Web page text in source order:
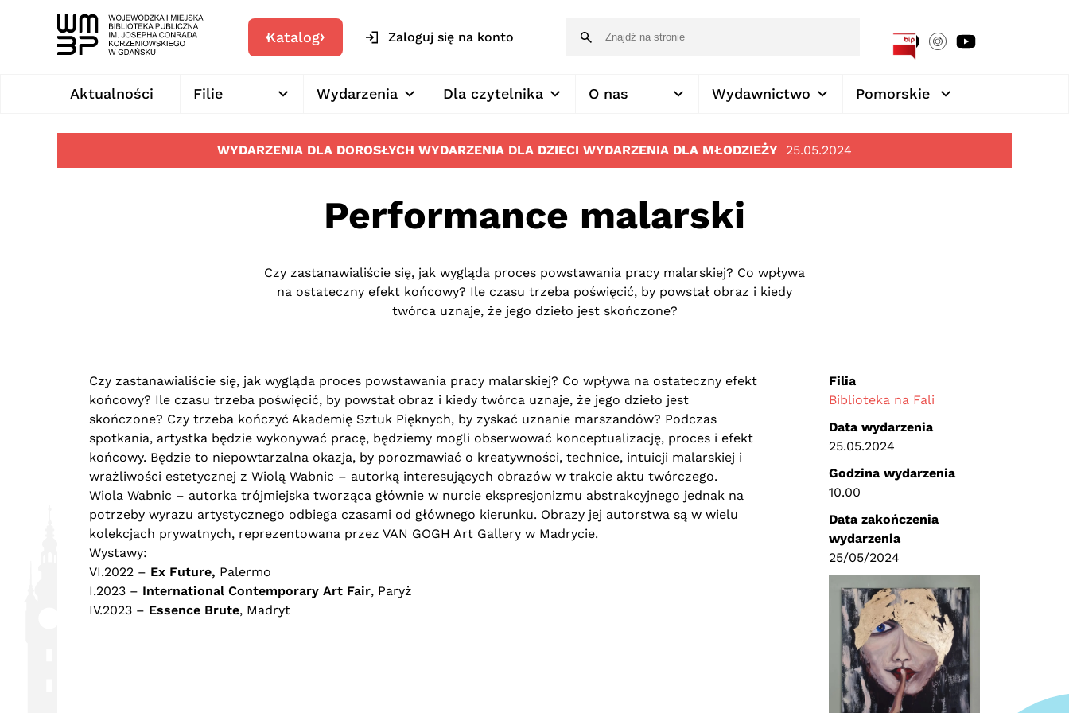
Katalog Zaloguj się na konto
Aktualności Filie Wydarzenia Dla czytelnika O nas Wydawnictwo Pomorskie
WYDARZENIA DLA DOROSŁYCH WYDARZENIA DLA DZIECI WYDARZENIA DLA MŁODZIEŻY 25.05.2024
Performance malarski
Czy zastanawialiście się, jak wygląda proces powstawania pracy malarskiej? Co wpływa
na ostateczny efekt końcowy? Ile czasu trzeba poświęcić, by powstał obraz i kiedy
twórca uznaje, że jego dzieło jest skończone?
Czy zastanawialiście się, jak wygląda proces powstawania pracy malarskiej? Co wpływa na ostateczny efekt
końcowy? Ile czasu trzeba poświęcić, by powstał obraz i kiedy twórca uznaje, że jego dzieło jest
skończone? Czy trzeba kończyć Akademię Sztuk Pięknych, by zyskać uznanie marszandów? Podczas
spotkania, artystka będzie wykonywać pracę, będziemy mogli obserwować konceptualizację, proces i efekt
końcowy. Będzie to niepowtarzalna okazja, by porozmawiać o kreatywności, technice, intuicji malarskiej i
wrażliwości estetycznej z Wiolą Wabnic – autorką interesujących obrazów w trakcie aktu twórczego.
Wiola Wabnic – autorka trójmiejska tworząca głównie w nurcie ekspresjonizmu abstrakcyjnego jednak na
potrzeby wyrazu artystycznego odbiega czasami od głównego kierunku. Obrazy jej autorstwa są w wielu
kolekcjach prywatnych, reprezentowana przez VAN GOGH Art Gallery w Madrycie.
Wystawy:
VI.2022 – Ex Future, Palermo
I.2023 – International Contemporary Art Fair, Paryż
IV.2023 – Essence Brute, Madryt
Filia
Biblioteka na Fali
Data wydarzenia
25.05.2024
Godzina wydarzenia
10.00
Data zakończenia
wydarzenia
25/05/2024